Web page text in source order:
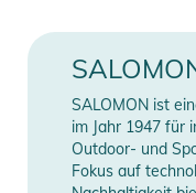
Stößen.
- Optimale Belüftung:
Luftzirkulation für
- Komfortable
Custom Dial-
Manufacturer
Information
SALOMON ist
im Jahr 1947 für
Outdoor- und
Fokus auf